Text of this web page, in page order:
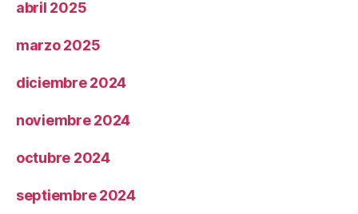
abril 2025
marzo 2025
diciembre 2024
noviembre 2024
octubre 2024
septiembre 2024